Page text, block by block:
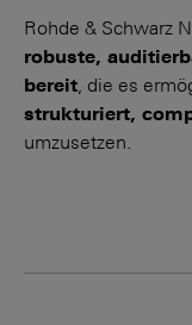
Rohde & Schwarz
robuste,
bereit, die es
strukturiert,
umzusetzen.